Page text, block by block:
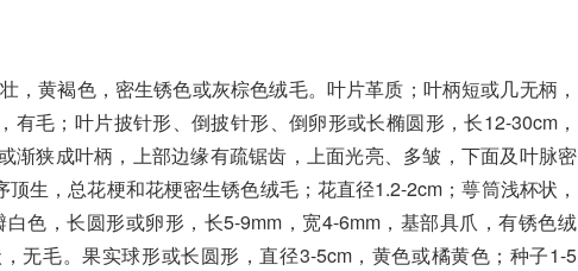
，黄褐色，密生锈色或灰棕色绒毛。叶片革质；叶柄短或几无柄，
有毛；叶片披针形、倒披针形、倒卵形或长椭圆形，长12-30cm，
渐狭成叶柄，上部边缘有疏锯齿，上面光亮、多皱，下面及叶脉密
生，总花梗和花梗密生锈色绒毛；花直径1.2-2cm；萼筒浅杯状，
色，长圆形或卵形，长5-9mm，宽4-6mm，基部具爪，有锈色绒
无毛。果实球形或长圆形，直径3-5cm，黄色或橘黄色；种子1-5